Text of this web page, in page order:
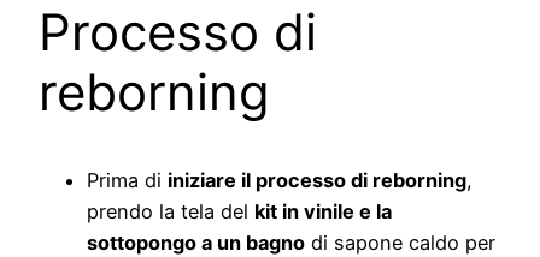
Processo di
reborning
Prima di iniziare il processo di reborning,
prendo la tela del kit in vinile e la
sottopongo a un bagno di sapone caldo per